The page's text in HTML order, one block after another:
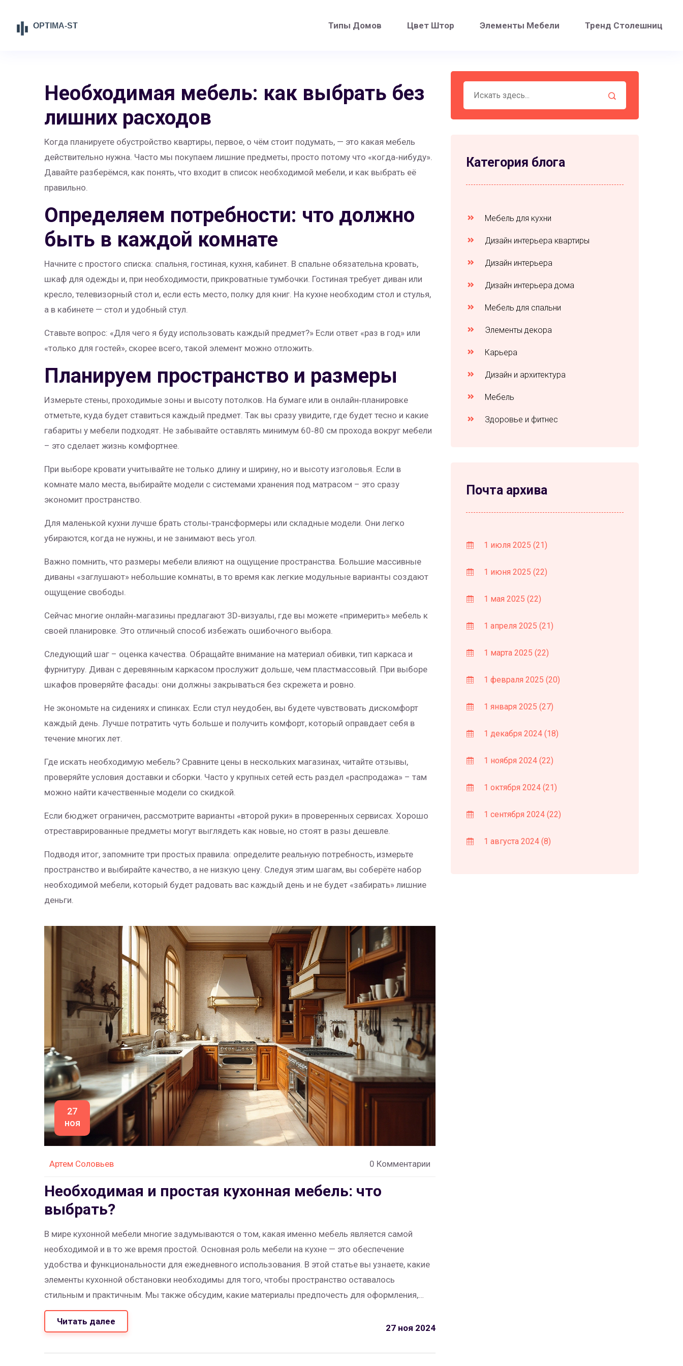
Типы Домов Цвет Штор Элементы Мебели Тренд Столешниц
Необходимая мебель: как выбрать без
лишних расходов
Когда планируете обустройство квартиры, первое, о чём стоит подумать, — это какая мебель
действительно нужна. Часто мы покупаем лишние предметы, просто потому что «когда‑нибуду».
Давайте разберёмся, как понять, что входит в список необходимой мебели, и как выбрать её
правильно.
Определяем потребности: что должно
быть в каждой комнате
Начните с простого списка: спальня, гостиная, кухня, кабинет. В спальне обязательна кровать,
шкаф для одежды и, при необходимости, прикроватные тумбочки. Гостиная требует диван или
кресло, телевизорный стол и, если есть место, полку для книг. На кухне необходим стол и стулья,
а в кабинете — стол и удобный стул.
Ставьте вопрос: «Для чего я буду использовать каждый предмет?» Если ответ «раз в год» или
«только для гостей», скорее всего, такой элемент можно отложить.
Планируем пространство и размеры
Измерьте стены, проходимые зоны и высоту потолков. На бумаге или в онлайн‑планировке
отметьте, куда будет ставиться каждый предмет. Так вы сразу увидите, где будет тесно и какие
габариты у мебели подходят. Не забывайте оставлять минимум 60‑80 см прохода вокруг мебели
– это сделает жизнь комфортнее.
При выборе кровати учитывайте не только длину и ширину, но и высоту изголовья. Если в
комнате мало места, выбирайте модели с системами хранения под матрасом – это сразу
экономит пространство.
Для маленькой кухни лучше брать столы‑трансформеры или складные модели. Они легко
убираются, когда не нужны, и не занимают весь угол.
Важно помнить, что размеры мебели влияют на ощущение пространства. Большие массивные
диваны «заглушают» небольшие комнаты, в то время как легкие модульные варианты создают
ощущение свободы.
Сейчас многие онлайн‑магазины предлагают 3D‑визуалы, где вы можете «примерить» мебель к
своей планировке. Это отличный способ избежать ошибочного выбора.
Следующий шаг – оценка качества. Обращайте внимание на материал обивки, тип каркаса и
фурнитуру. Диван с деревянным каркасом прослужит дольше, чем пластмассовый. При выборе
шкафов проверяйте фасады: они должны закрываться без скрежета и ровно.
Не экономьте на сидениях и спинках. Если стул неудобен, вы будете чувствовать дискомфорт
каждый день. Лучше потратить чуть больше и получить комфорт, который оправдает себя в
течение многих лет.
Где искать необходимую мебель? Сравните цены в нескольких магазинах, читайте отзывы,
проверяйте условия доставки и сборки. Часто у крупных сетей есть раздел «распродажа» – там
можно найти качественные модели со скидкой.
Если бюджет ограничен, рассмотрите варианты «второй руки» в проверенных сервисах. Хорошо
отреставрированные предметы могут выглядеть как новые, но стоят в разы дешевле.
Подводя итог, запомните три простых правила: определите реальную потребность, измерьте
пространство и выбирайте качество, а не низкую цену. Следуя этим шагам, вы соберёте набор
необходимой мебели, который будет радовать вас каждый день и не будет «забирать» лишние
деньги.
27
ноя
Артем Соловьев 0 Комментарии
Необходимая и простая кухонная мебель: что
выбрать?
В мире кухонной мебели многие задумываются о том, какая именно мебель является самой
необходимой и в то же время простой. Основная роль мебели на кухне — это обеспечение
удобства и функциональности для ежедневного использования. В этой статье вы узнаете, какие
элементы кухонной обстановки необходимы для того, чтобы пространство оставалось
стильным и практичным. Мы также обсудим, какие материалы предпочесть для оформления,
чтобы мебель служила долгой и верной службой. Советы помогут вам сделать оптимальный
выбор для вашей кухни.
Читать далее
27 ноя 2024
Категория блога
Мебель для кухни
Дизайн интерьера квартиры
Дизайн интерьера
Дизайн интерьера дома
Мебель для спальни
Элементы декора
Карьера
Дизайн и архитектура
Мебель
Здоровье и фитнес
Почта архива
1 июля 2025 (21)
1 июня 2025 (22)
1 мая 2025 (22)
1 апреля 2025 (21)
1 марта 2025 (22)
1 февраля 2025 (20)
1 января 2025 (27)
1 декабря 2024 (18)
1 ноября 2024 (22)
1 октября 2024 (21)
1 сентября 2024 (22)
1 августа 2024 (8)